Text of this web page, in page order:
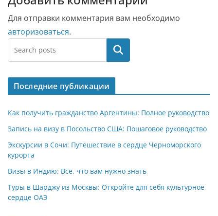
Для отправки комментария вам необходимо
авторизоваться.
Поиск
Последние публикации
Как получить гражданство Аргентины: Полное руководство
Запись на визу в Посольство США: Пошаговое руководство
Экскурсии в Сочи: Путешествие в сердце Черноморского
курорта
Визы в Индию: Все, что вам нужно знать
Туры в Шарджу из Москвы: Откройте для себя культурное
сердце ОАЭ